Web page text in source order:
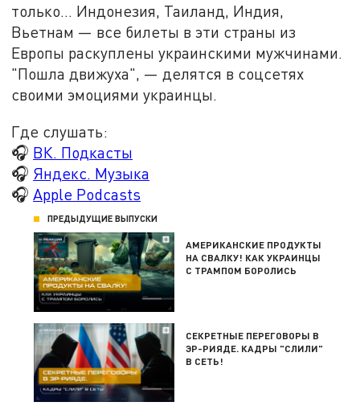
только… Индонезия, Таиланд, Индия,
Вьетнам — все билеты в эти страны из
Европы раскуплены украинскими мужчинами.
"Пошла движуха", — делятся в соцсетях
своими эмоциями украинцы.
Где слушать:
🎧 ВК. Подкасты
🎧 Яндекс. Музыка
🎧 Apple Podcasts
ПРЕДЫДУЩИЕ ВЫПУСКИ
АМЕРИКАНСКИЕ ПРОДУКТЫ
НА СВАЛКУ! КАК УКРАИНЦЫ
С ТРАМПОМ БОРОЛИСЬ
СЕКРЕТНЫЕ ПЕРЕГОВОРЫ В
ЭР-РИЯДЕ. КАДРЫ "СЛИЛИ"
В СЕТЬ!